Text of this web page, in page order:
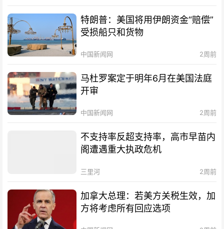
特朗普：美国将用伊朗资金“赔偿”
受损船只和货物
中国新闻网 2周前
马杜罗案定于明年6月在美国法庭
开审
中国新闻网 2周前
不支持率反超支持率，高市早苗内
阁遭遇重大执政危机
三里河 2周前
加拿大总理：若美方关税生效，加
方将考虑所有回应选项